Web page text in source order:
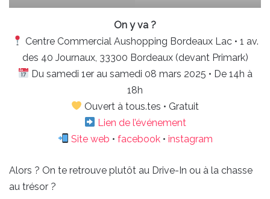
On y va ?
Centre Commercial Aushopping Bordeaux Lac • 1 av.
des 40 Journaux, 33300 Bordeaux (devant Primark)
Du samedi 1er au samedi 08 mars 2025 • De 14h à
18h
Ouvert à tous.tes • Gratuit
Lien de l’événement
Site web • facebook• instagram
Alors ? On te retrouve plutôt au Drive-In ou à la chasse
au trésor ?